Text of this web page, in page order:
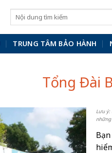
TRUNG TÂM BẢO HÀNH
Tổng Đài
Lưu